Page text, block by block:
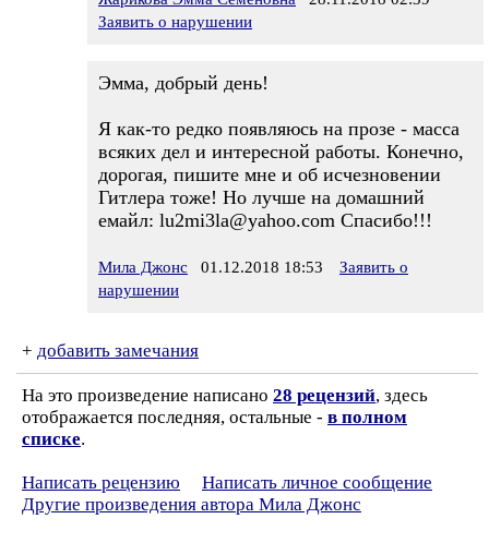
Заявить о нарушении
Эмма, добрый день!
Я как-то редко появляюсь на прозе - масса
всяких дел и интересной работы. Конечно,
дорогая, пишите мне и об исчезновении
Гитлера тоже! Но лучше на домашний
емайл: lu2mi3la@yahoo.com Спасибо!!!
Мила Джонс 01.12.2018 18:53
Заявить о
нарушении
+ добавить замечания
На это произведение написано 28 рецензий, здесь
отображается последняя, остальные - в полном
списке.
Написать рецензию
Написать личное сообщение
Другие произведения автора Мила Джонс